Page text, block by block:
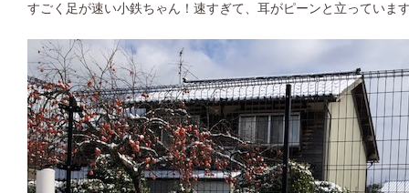
すごく足が速い小鉄ちゃん！速すぎて、耳がピーンと立っていま